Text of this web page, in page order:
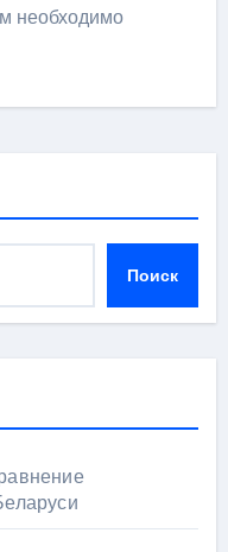
необходимо
Поиск